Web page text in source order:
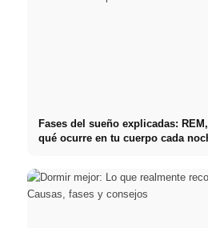
Fases del sueño explicadas:
qué ocurre en tu cuerpo cada